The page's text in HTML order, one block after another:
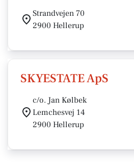
Strandvejen 70
2900 Hellerup
SKYESTATE ApS
c/o. Jan Kølbek
Lemchesvej 14
2900 Hellerup